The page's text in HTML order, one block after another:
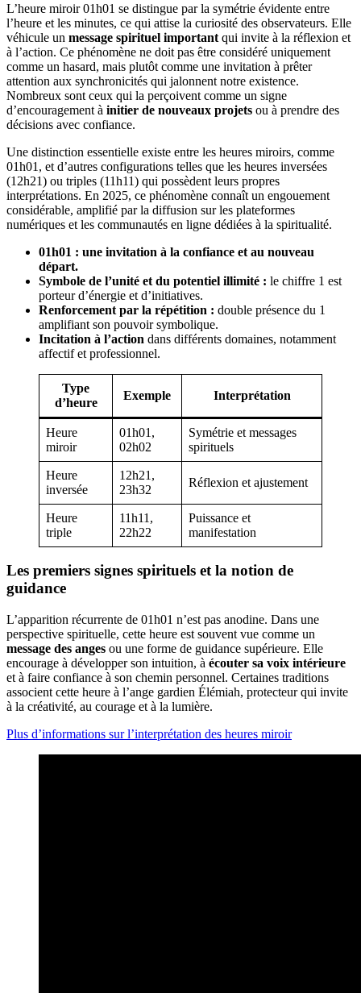
L’heure miroir 01h01 se distingue par la symétrie évidente entre
l’heure et les minutes, ce qui attise la curiosité des observateurs. Elle
véhicule un message spirituel important qui invite à la réflexion et
à l’action. Ce phénomène ne doit pas être considéré uniquement
comme un hasard, mais plutôt comme une invitation à prêter
attention aux synchronicités qui jalonnent notre existence.
Nombreux sont ceux qui la perçoivent comme un signe
d’encouragement à initier de nouveaux projets ou à prendre des
décisions avec confiance.
Une distinction essentielle existe entre les heures miroirs, comme
01h01, et d’autres configurations telles que les heures inversées
(12h21) ou triples (11h11) qui possèdent leurs propres
interprétations. En 2025, ce phénomène connaît un engouement
considérable, amplifié par la diffusion sur les plateformes
numériques et les communautés en ligne dédiées à la spiritualité.
01h01 : une invitation à la confiance et au nouveau
départ.
Symbole de l’unité et du potentiel illimité : le chiffre 1 est
porteur d’énergie et d’initiatives.
Renforcement par la répétition : double présence du 1
amplifiant son pouvoir symbolique.
Incitation à l’action dans différents domaines, notamment
affectif et professionnel.
Type
d’heure
Exemple Interprétation
Heure
miroir
01h01,
02h02
Symétrie et messages
spirituels
Heure
inversée
12h21,
23h32
Réflexion et ajustement
Heure
triple
11h11,
22h22
Puissance et
manifestation
Les premiers signes spirituels et la notion de
guidance
L’apparition récurrente de 01h01 n’est pas anodine. Dans une
perspective spirituelle, cette heure est souvent vue comme un
message des anges ou une forme de guidance supérieure. Elle
encourage à développer son intuition, à écouter sa voix intérieure
et à faire confiance à son chemin personnel. Certaines traditions
associent cette heure à l’ange gardien Élémiah, protecteur qui invite
à la créativité, au courage et à la lumière.
Plus d’informations sur l’interprétation des heures miroir